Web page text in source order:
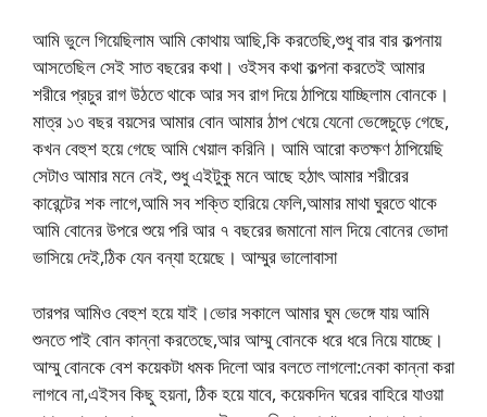
আমি ভুলে গিয়েছিলাম আমি কোথায় আছি,কি করতেছি,শুধু বার বার কল্পনায়
আসতেছিল সেই সাত বছরের কথা। ওইসব কথা কল্পনা করতেই আমার
শরীরে প্রচুর রাগ উঠতে থাকে আর সব রাগ দিয়ে ঠাপিয়ে যাচ্ছিলাম বোনকে।
মাত্র ১৩ বছর বয়সের আমার বোন আমার ঠাপ খেয়ে যেনো ভেঙ্গেচুড়ে গেছে,
কখন বেহুশ হয়ে গেছে আমি খেয়াল করিনি। আমি আরো কতক্ষণ ঠাপিয়েছি
সেটাও আমার মনে নেই, শুধু এইটুকু মনে আছে হঠাৎ আমার শরীরের
কারেন্টের শক লাগে,আমি সব শক্তি হারিয়ে ফেলি,আমার মাথা ঘুরতে থাকে
আমি বোনের উপরে শুয়ে পরি আর ৭ বছরের জমানো মাল দিয়ে বোনের ভোদা
ভাসিয়ে দেই,ঠিক যেন বন্যা হয়েছে। ​​আম্মুর ভালোবাসা
তারপর আমিও বেহুশ হয়ে যাই।ভোর সকালে আমার ঘুম ভেঙ্গে যায় আমি
শুনতে পাই বোন কান্না করতেছে,আর আম্মু বোনকে ধরে ধরে নিয়ে যাচ্ছে।
আম্মু বোনকে বেশ কয়েকটা ধমক দিলো আর বলতে লাগলো:নেকা কান্না করা
লাগবে না,এইসব কিছু হয়না, ঠিক হয়ে যাবে, কয়েকদিন ঘরের বাহিরে যাওয়া